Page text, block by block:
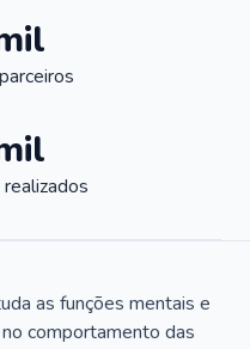
as funções mentais e
comportamento das